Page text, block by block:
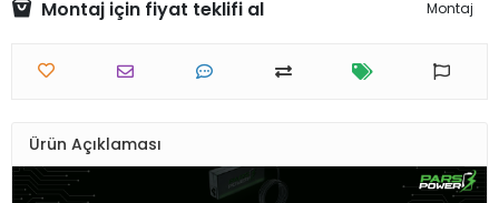
Montaj için fiyat teklifi al Montaj
Ürün Açıklaması